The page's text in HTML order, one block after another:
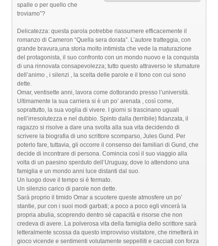
spalle o per quello che
troviamo”?
Delicatezza: questa parola potrebbe riassumere efficacemente il
romanzo di Cameron “Quella sera dorata”. L’autore tratteggia, con
grande bravura,una storia molto intimista che vede la maturazione
del protagonista, il suo confronto con un mondo nuovo e la conquista
di una rinnovata consapevolezza; tutto questo attraverso le sfumature
dell’animo , i silenzi , la scelta delle parole e il tono con cui sono
dette.
Omar, ventisette anni, lavora come dottorando presso l’università.
Ultimamente la sua carriera si è un po’ arenata , così come,
soprattutto, la sua voglia di vivere. I giorni si trascinano uguali
nell’irresolutezza e nel dubbio. Spinto dalla (terribile) fidanzata, il
ragazzo si risolve a dare una svolta alla sua vita decidendo di
scrivere la biografia di uno scrittore scomparso, Jules Gund. Per
poterlo fare, tuttavia, gli occorre il consenso dei familiari di Gund, che
decide di incontrare di persona. Comincia così il suo viaggio alla
volta di un paesino sperduto dell’Uruguay, dove lo attendono una
famiglia e un mondo anni luce distanti dal suo.
Un luogo dove il tempo si è fermato.
Un silenzio carico di parole non dette.
Sarà proprio il timido Omar a scuotere queste atmosfere un po’
stantie, pur con i suoi modi garbati; a poco a poco egli vincerà la
propria abulia, scoprendo dentro sé capacità e risorse che non
credeva di avere. La polverosa vita della famiglia dello scrittore sarà
letteralmente scossa da questo improvviso visitatore, che rimetterà in
gioco vicende e sentimenti volutamente seppelliti e cacciati con forza